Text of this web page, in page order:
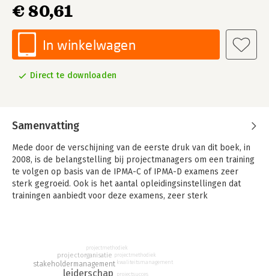
€ 80,61
In winkelwagen
Direct te downloaden
Samenvatting
Mede door de verschijning van de eerste druk van dit boek, in
2008, is de belangstelling bij projectmanagers om een training
te volgen op basis van de IPMA-C of IPMA-D examens zeer
sterk gegroeid. Ook is het aantal opleidingsinstellingen dat
trainingen aanbiedt voor deze examens, zeer sterk
CITO-eindtermen voor beide examens.
In deze tweede druk is de inhoud aangepast aan de nieuwe
leiderschap
stakeholdermanagement
projectorganisatie
projectmethodiek
projectsucces
kwaliteitsmanagement
projectmethodiek